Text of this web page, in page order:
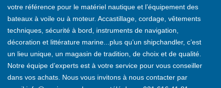
votre référence pour le matériel nautique et l’équipement des
bateaux à voile ou à moteur. Accastillage, cordage, vêtements
techniques, sécurité à bord, instruments de navigation,
décoration et littérature marine...plus qu’un shipchandler, c’est
un lieu unique, un magasin de tradition, de choix et de qualité.
Notre équipe d’experts est à votre service pour vous conseiller
dans vos achats. Nous vous invitons à nous contacter par